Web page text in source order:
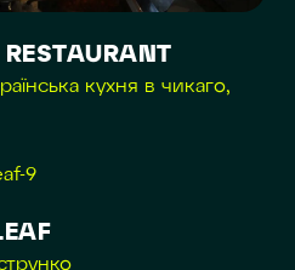
кухня в чикаго,